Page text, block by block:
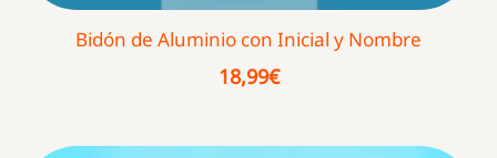
Bidón de Aluminio con Inicial y Nombre
18,99€